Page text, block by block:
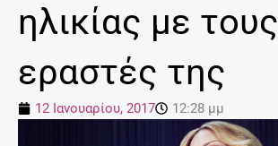
ηλικίας με τους
εραστές της
12 Ιανουαρίου, 2017 12:28 μμ